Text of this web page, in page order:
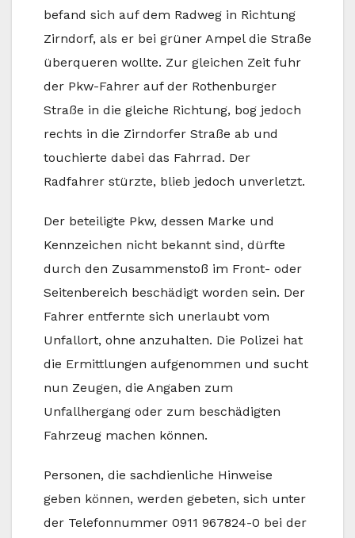
befand sich auf dem Radweg in Richtung
Zirndorf, als er bei grüner Ampel die Straße
überqueren wollte. Zur gleichen Zeit fuhr
der Pkw-Fahrer auf der Rothenburger
Straße in die gleiche Richtung, bog jedoch
rechts in die Zirndorfer Straße ab und
touchierte dabei das Fahrrad. Der
Radfahrer stürzte, blieb jedoch unverletzt.
Der beteiligte Pkw, dessen Marke und
Kennzeichen nicht bekannt sind, dürfte
durch den Zusammenstoß im Front- oder
Seitenbereich beschädigt worden sein. Der
Fahrer entfernte sich unerlaubt vom
Unfallort, ohne anzuhalten. Die Polizei hat
die Ermittlungen aufgenommen und sucht
nun Zeugen, die Angaben zum
Unfallhergang oder zum beschädigten
Fahrzeug machen können.
Personen, die sachdienliche Hinweise
geben können, werden gebeten, sich unter
der Telefonnummer 0911 967824-0 bei der